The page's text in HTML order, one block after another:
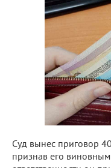
Суд вынес приговор
признав его